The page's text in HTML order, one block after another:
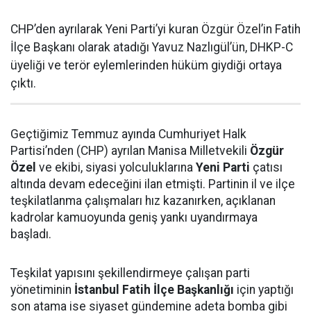
CHP’den ayrılarak Yeni Parti’yi kuran Özgür Özel’in Fatih
İlçe Başkanı olarak atadığı Yavuz Nazlıgül’ün, DHKP-C
üyeliği ve terör eylemlerinden hüküm giydiği ortaya
çıktı.
Geçtiğimiz Temmuz ayında Cumhuriyet Halk
Partisi’nden (CHP) ayrılan Manisa Milletvekili Özgür
Özel ve ekibi, siyasi yolculuklarına Yeni Parti çatısı
altında devam edeceğini ilan etmişti. Partinin il ve ilçe
teşkilatlanma çalışmaları hız kazanırken, açıklanan
kadrolar kamuoyunda geniş yankı uyandırmaya
başladı.
Teşkilat yapısını şekillendirmeye çalışan parti
yönetiminin İstanbul Fatih İlçe Başkanlığı için yaptığı
son atama ise siyaset gündemine adeta bomba gibi